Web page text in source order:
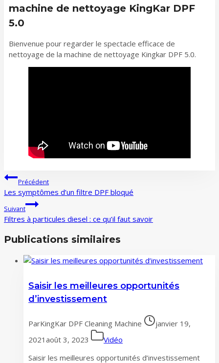
machine de nettoyage KingKar DPF
5.0
Bienvenue pour regarder le spectacle efficace de
nettoyage de la machine de nettoyage Kingkar DPF 5.0.
Navigation
de
l’article
Précédent
Les symptômes d’un filtre DPF bloqué
Suivant
Filtres à particules diesel : ce qu’il faut savoir
Publications similaires
Saisir les meilleures opportunités
d’investissement
ParKingKar DPF Cleaning Machine
janvier 19,
2021 août 3, 2023
Vidéo
Saisir les meilleures opportunités d’investissement